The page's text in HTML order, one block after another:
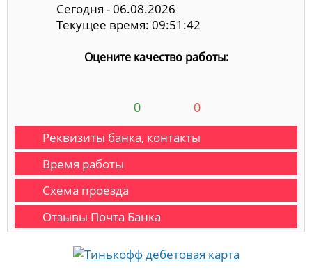
Сегодня - 06.08.2026
Текущее время: 09:51:42
Оцените качество работы:
0 0
Реквизиты банка, контакты
Время работы
Схема проезда
Отзывы Почта Банка